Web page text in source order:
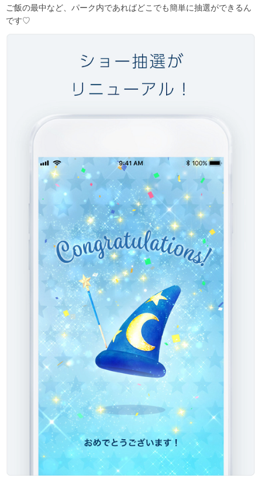
ご飯の最中など、パーク内であればどこでも簡単に抽選ができるん
です♡